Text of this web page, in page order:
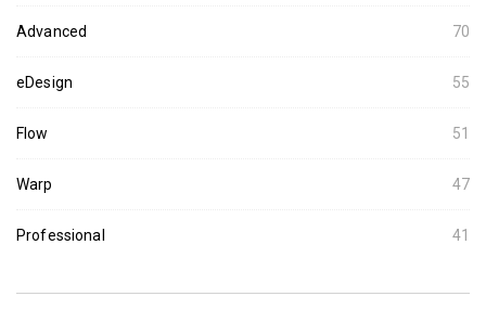
Advanced 70
eDesign 55
Flow 51
Warp 47
Professional 41